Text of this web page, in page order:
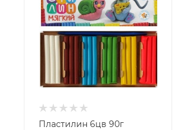
Пластилин 6цв 90г